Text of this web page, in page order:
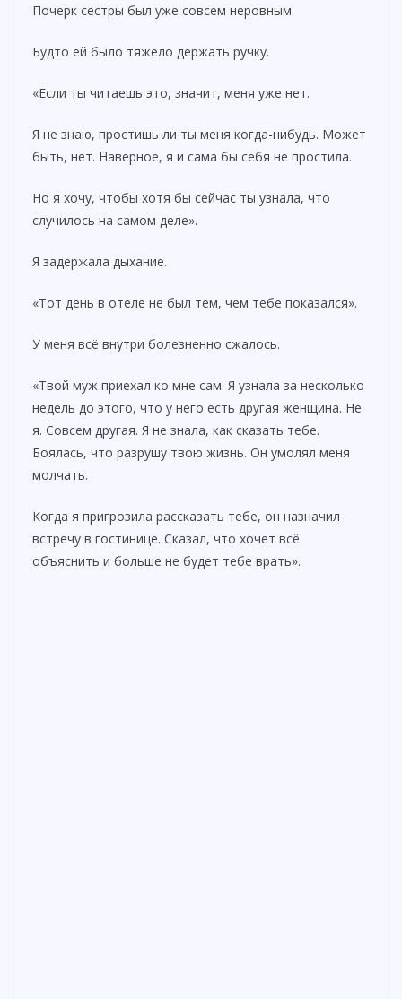
Почерк сестры был уже совсем неровным.
Будто ей было тяжело держать ручку.
«Если ты читаешь это, значит, меня уже нет.
Я не знаю, простишь ли ты меня когда-нибудь. Может
быть, нет. Наверное, я и сама бы себя не простила.
Но я хочу, чтобы хотя бы сейчас ты узнала, что
случилось на самом деле».
Я задержала дыхание.
«Тот день в отеле не был тем, чем тебе показался».
У меня всё внутри болезненно сжалось.
«Твой муж приехал ко мне сам. Я узнала за несколько
недель до этого, что у него есть другая женщина. Не
я. Совсем другая. Я не знала, как сказать тебе.
Боялась, что разрушу твою жизнь. Он умолял меня
молчать.
Когда я пригрозила рассказать тебе, он назначил
встречу в гостинице. Сказал, что хочет всё
объяснить и больше не будет тебе врать».